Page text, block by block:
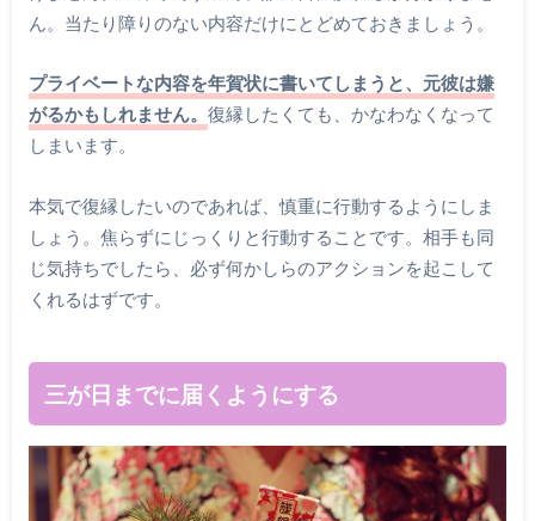
ん。当たり障りのない内容だけにとどめておきましょう。
プライベートな内容を年賀状に書いてしまうと、元彼は嫌
がるかもしれません。 復縁したくても、かなわなくなって
しまいます。
本気で復縁したいのであれば、慎重に行動するようにしま
しょう。焦らずにじっくりと行動することです。相手も同
じ気持ちでしたら、必ず何かしらのアクションを起こして
くれるはずです。
三が日までに届くようにする